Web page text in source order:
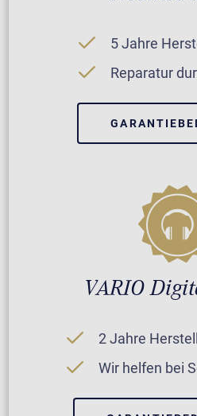
5 Jahre
Reparatur
VARIO
2 Jahre
Wir helfen bei